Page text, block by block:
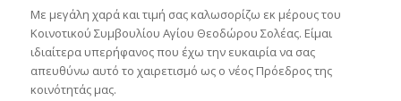
Με μεγάλη χαρά και τιμή σας καλωσορίζω εκ μέρους του
Κοινοτικού Συμβουλίου Αγίου Θεοδώρου Σολέας. Είμαι
ιδιαίτερα υπερήφανος που έχω την ευκαιρία να σας
απευθύνω αυτό το χαιρετισμό ως ο νέος Πρόεδρος της
κοινότητάς μας.